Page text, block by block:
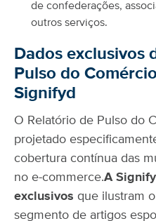
de confederações,
outros serviços.
Dados exclusivos
Pulso do
Signifyd
O Relatório de Pulso do
projetado
cobertura contínua das
no e-commerce.A
exclusivos que ilustram
segmento de artigos